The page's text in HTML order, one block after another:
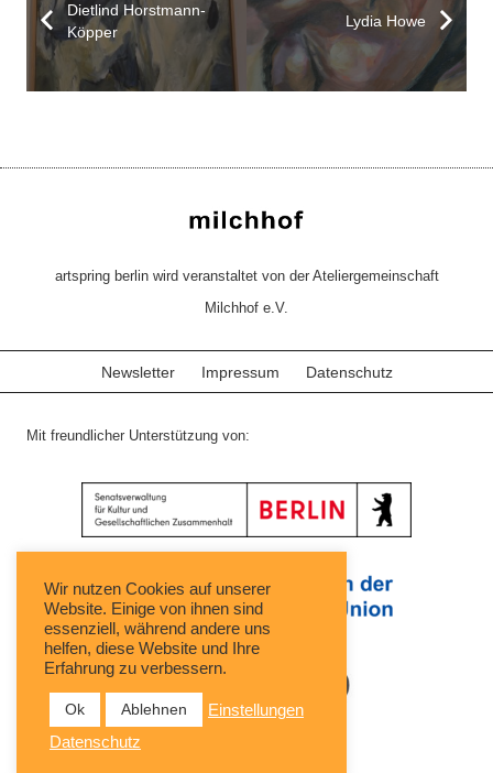
Dietlind Horstmann-
Köpper
Lydia Howe
artspring berlin wird veranstaltet von der Ateliergemeinschaft
Milchhof e.V.
Newsletter Impressum Datenschutz
Mit freundlicher Unterstützung von:
Wir nutzen Cookies auf unserer
Website. Einige von ihnen sind
essenziell, während andere uns
helfen, diese Website und Ihre
Erfahrung zu verbessern.
Ok Ablehnen
Einstellungen
Datenschutz